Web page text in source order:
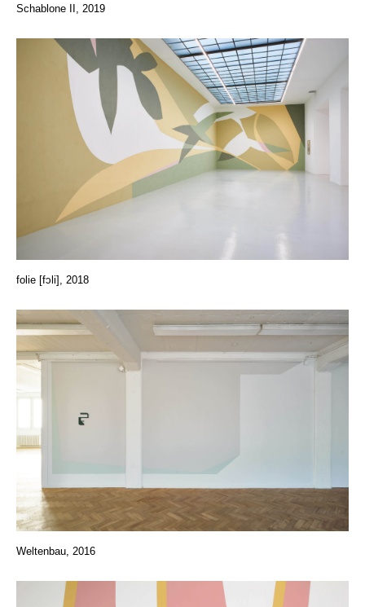
Schablone II, 2019
folie [fɔli], 2018
Weltenbau, 2016